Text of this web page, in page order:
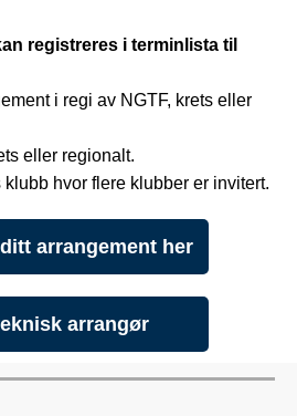
registreres i terminlista til
i regi av NGTF, krets eller
eller regionalt.
hvor flere klubber er invitert.
arrangement her
arrangør